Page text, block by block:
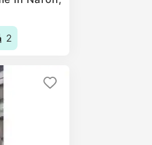
2